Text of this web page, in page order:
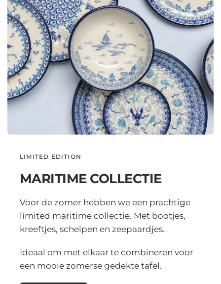
LIMITED EDITION
MARITIME COLLECTIE
Voor de zomer hebben we een prachtige
limited maritime collectie. Met bootjes,
kreeftjes, schelpen en zeepaardjes.
Ideaal om met elkaar te combineren voor
een mooie zomerse gedekte tafel.